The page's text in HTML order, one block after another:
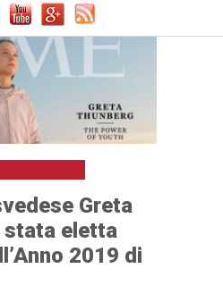
Greta
stata eletta
2019 di